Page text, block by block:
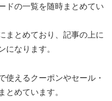
ドの一覧を随時まとめてい
まとめており、記事の上に
になります。
使えるクーポンやセール・
とめています。